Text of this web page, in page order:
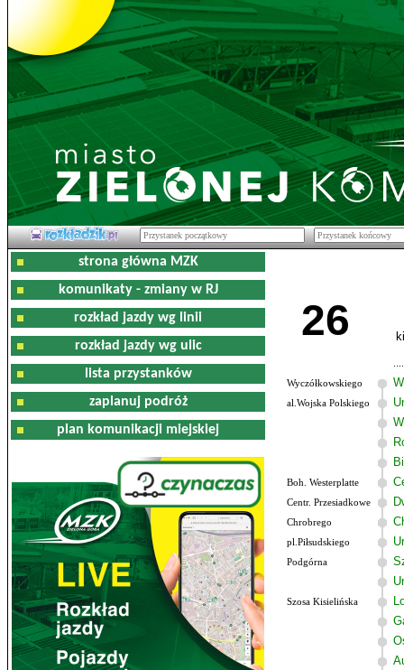
strona główna MZK
komunikaty - zmiany w RJ
rozkład jazdy wg linii
rozkład jazdy wg ulic
lista przystanków
zaplanuj podróż
plan komunikacji miejskiej
26
Wyczółkowskiego
al.Wojska Polskiego
Boh. Westerplatte
Centr. Przesiadkowe
Chrobrego
pl.Piłsudskiego
Podgórna
Szosa Kisielińska